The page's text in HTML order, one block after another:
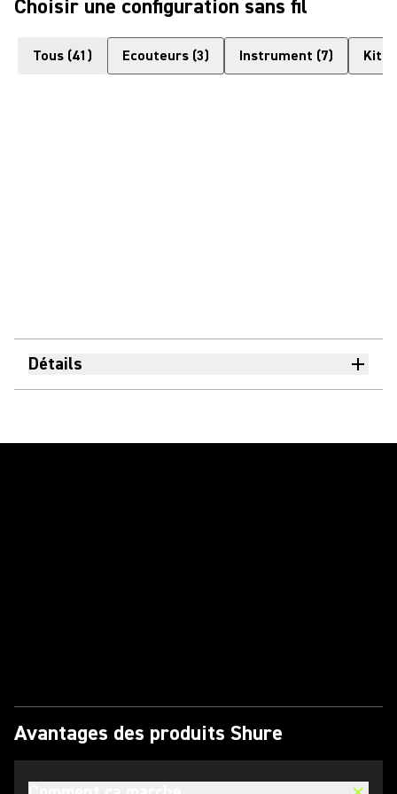
Choisir une configuration sans fil
Tous (41 ) Ecouteurs (3) Instrument (7) Kits
Détails
Avantages des produits Shure